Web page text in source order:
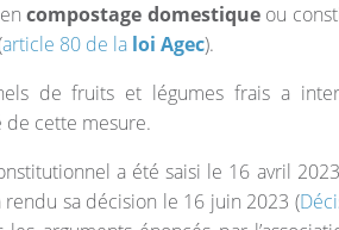
encompostage domestiqueou
article 80 de la loi Agec).
de fruits et légumes frais a
cette mesure.
a été saisi le 16 avril
rendu sa décision le 16 juin 2023 (